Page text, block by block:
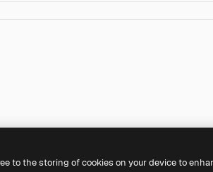
to the storing of cookies on your device to